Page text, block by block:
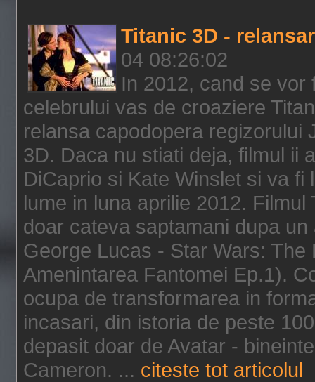
Titanic 3D -
04 08:26:02
In 2012, cand se
celebrului vas de croaziere
relansa capodopera regizorului
3D. Daca nu stiati deja, filmul ii
DiCaprio si Kate Winslet si va
lume in luna aprilie 2012.
doar cateva saptamani dupa
George Lucas - Star Wars:
Amenintarea Fantomei Ep.1).
ocupa de transformarea in
incasari, din istoria de peste
depasit doar de Avatar -
Cameron. ... citeste tot articolul